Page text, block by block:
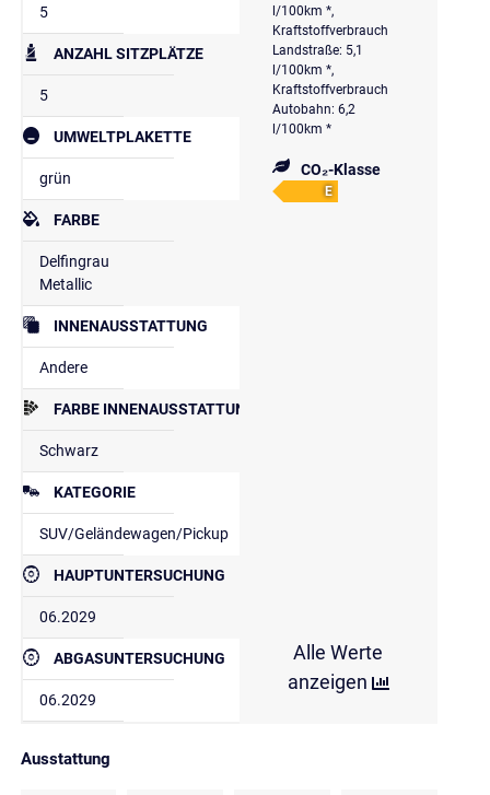
5
ANZAHL SITZPLÄTZE
5
UMWELTPLAKETTE
grün
FARBE
Delfingrau
Metallic
INNENAUSSTATTUNG
Andere
FARBE INNENAUSSTATTUNG
Schwarz
KATEGORIE
SUV/Geländewagen/Pickup
HAUPTUNTERSUCHUNG
06.2029
ABGASUNTERSUCHUNG
06.2029
l/100km *,
Kraftstoffverbrauch
Landstraße: 5,1
l/100km *,
Kraftstoffverbrauch
Autobahn: 6,2
l/100km *
CO₂-Klasse
E
Alle Werte
anzeigen
Ausstattung